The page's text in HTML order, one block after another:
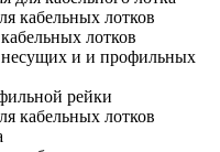
кабельных лотков
лотков
несущих и и профильных
рейки
кабельных лотков